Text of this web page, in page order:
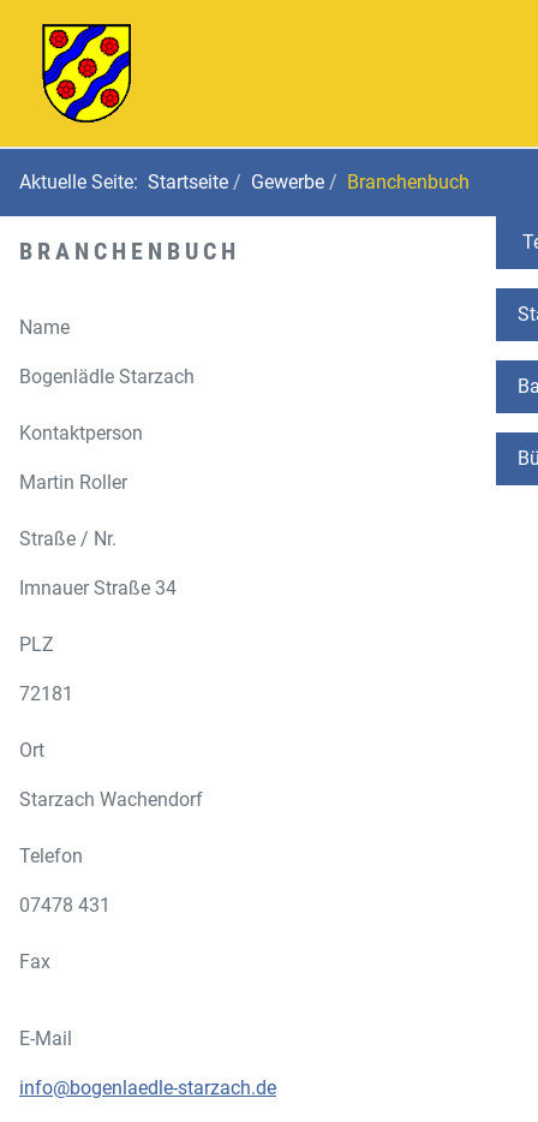
Aktuelle Seite: Startseite Gewerbe Branchenbuch
BRANCHENBUCH
Name
Bogenlädle Starzach
Kontaktperson
Martin Roller
Straße / Nr.
Imnauer Straße 34
PLZ
72181
Ort
Starzach Wachendorf
Telefon
07478 431
Fax
E-Mail
info@bogenlaedle-starzach.de